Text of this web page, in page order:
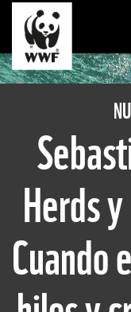
Herds
Cuando